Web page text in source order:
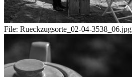
File: Rueckzugsorte_02-04-3538_06.jpg